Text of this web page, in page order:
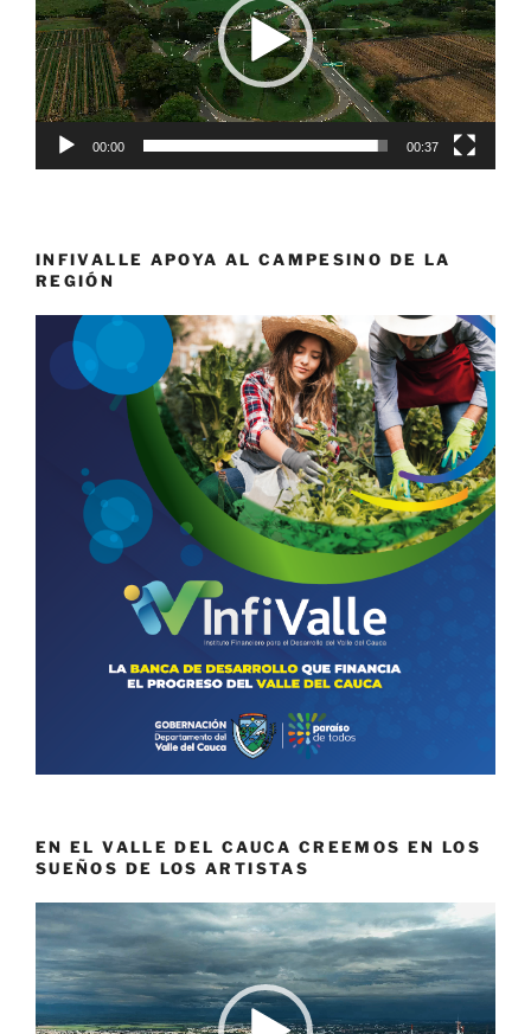
00:00 00:37
INFIVALLE APOYA AL CAMPESINO DE LA
REGIÓN
EN EL VALLE DEL CAUCA CREEMOS EN LOS
SUEÑOS DE LOS ARTISTAS
Reproductor
de
vídeo